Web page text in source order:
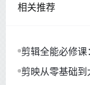
相关推荐
剪辑全能必修
剪映从零基础